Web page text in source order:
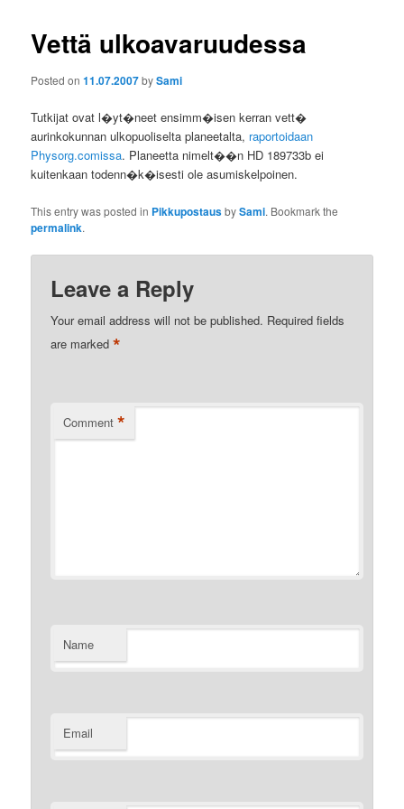
Vettä ulkoavaruudessa
Posted on11.07.2007bySami
Tutkijat ovat l�yt�neet ensimm�isen kerran vett�
aurinkokunnan ulkopuoliselta planeetalta, raportoidaan
Physorg.comissa. Planeetta nimelt��n HD 189733b ei
kuitenkaan todenn�k�isesti ole asumiskelpoinen.
This entry was posted in PikkupostausbySami. Bookmark the
permalink.
Leave a Reply
Your email address will not be published. Required fields
are marked*
Comment *
Name
Email